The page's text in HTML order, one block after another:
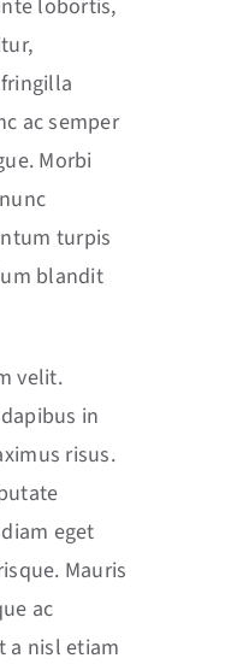
lobortis,
ac semper
Morbi
turpis
blandit
velit.
in
risus.
eget
Mauris
ac
a nisl etiam